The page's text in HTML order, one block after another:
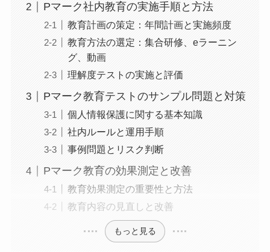
Pマーク社内教育の実施手順と方法
教育計画の策定：年間計画と実施頻度
教育方法の選定：集合研修、eラーニン
グ、動画
理解度テストの実施と評価
Pマーク教育テストのサンプル問題と対策
個人情報保護に関する基本知識
社内ルールと運用手順
事例問題とリスク判断
Pマーク教育の効果測定と改善
教育効果測定の重要性と方法
教育内容の見直しと改善
もっと見る